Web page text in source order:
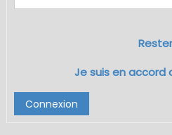
Je suis en accord
Connexion